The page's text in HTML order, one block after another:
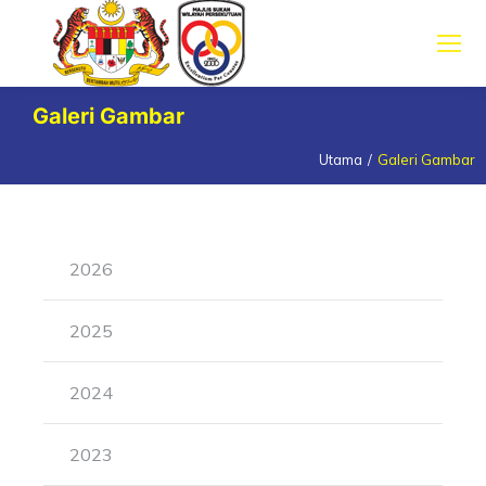
Galeri Gambar
Utama Galeri Gambar
2026
2025
2024
2023